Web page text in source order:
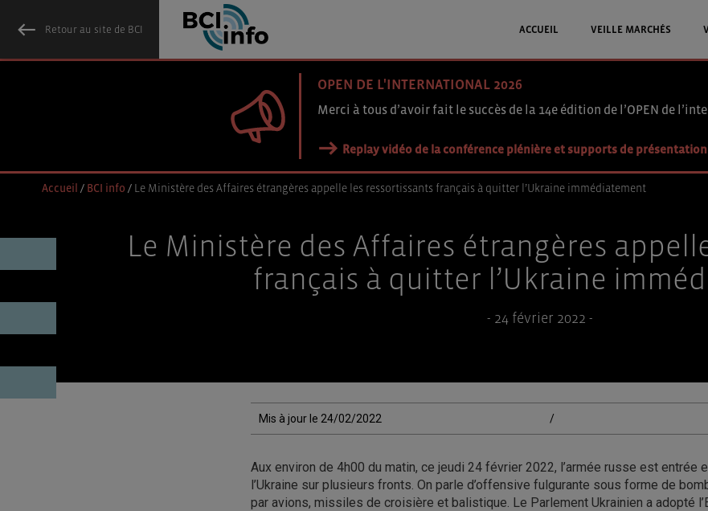
Retour au site de BCI ACCUEIL VEILLE MARCHÉS
OPEN DE L'INTERNATIONAL 2026
Merci à tous d’avoir fait le succès de la 14e édition de l’OPEN de
Replay vidéo de la conférence plénière et supports de
Accueil / BCI info / Le Ministère des Affaires étrangères appelle les ressortissants français à quitter l’Ukraine immédiatement
Le Ministère des Affaires étrangères
français à quitter l’Ukraine
- 24 février 2022 -
Mis à jour le 24/02/2022 /
Aux environ de 4h00 du matin, ce jeudi 24 février 2022, l’armée russe est entrée
l’Ukraine sur plusieurs fronts. On parle d’offensive fulgurante sous forme de
par avions, missiles de croisière et balistique. Le Parlement Ukrainien a adopté